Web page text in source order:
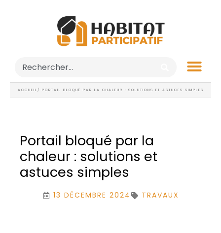
ACCUEIL / PORTAIL BLOQUÉ PAR LA CHALEUR : SOLUTIONS ET ASTUCES SIMPLES
Portail bloqué par la
chaleur : solutions et
astuces simples
13 DÉCEMBRE 2024 TRAVAUX